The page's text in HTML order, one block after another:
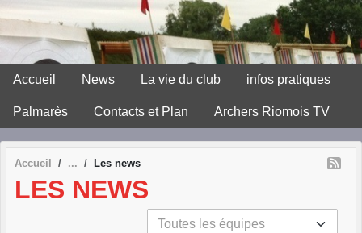
Accueil News La vie du club infos pratiques
Palmarès Contacts et Plan Archers Riomois TV
Accueil Les news
LES NEWS
Panneau de gestion des cookies